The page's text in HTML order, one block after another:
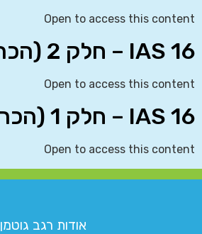
Open to access this content
IAS 16 – חלק 2 (הכרת התקן)
Open to access this content
IAS 16 – חלק 1 (הכרת התקן)
Open to access this content
אודות רגב גוטמן